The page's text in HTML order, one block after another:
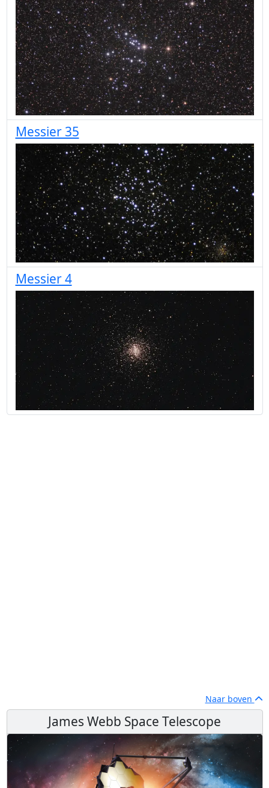
Messier 35
Messier 4
Naar boven
James Webb Space Telescope